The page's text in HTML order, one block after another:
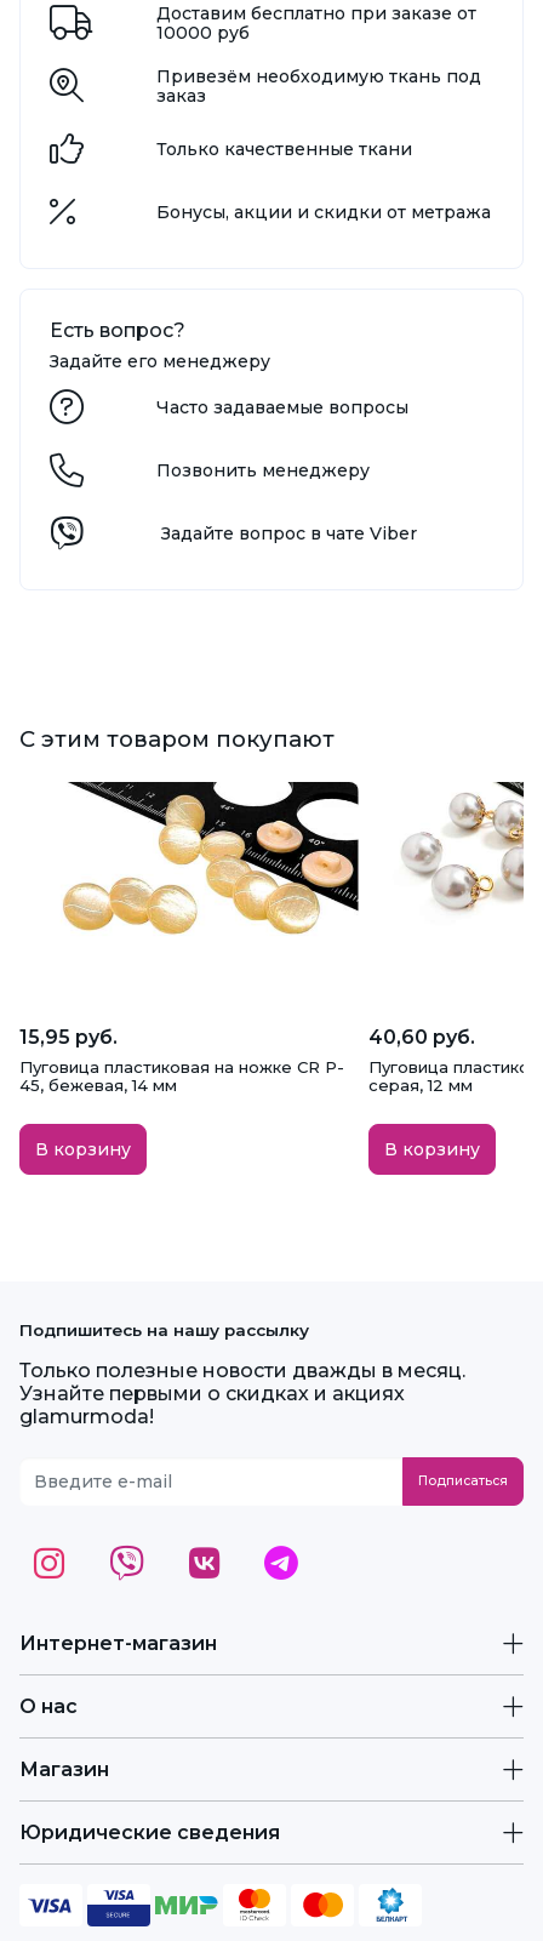
Доставим бесплатно при заказе от
10000 руб
Привезём необходимую ткань под
заказ
Только качественные ткани
Бонусы, акции и скидки от метража
Есть вопрос?
Задайте его менеджеру
Часто задаваемые вопросы
Позвонить менеджеру
Задайте вопрос в чате Viber
С этим товаром покупают
15,95 руб.
Пуговица пластиковая на ножке CR P-
45, бежевая, 14 мм
В корзину
40,60 руб.
Пуговица
серая, 12 мм
В корзину
Интернет-магазин
О нас
Магазин
Юридические сведения
Подпишитесь на нашу рассылку
Только полезные новости дважды в месяц.
Узнайте первыми о скидках и акциях
glamurmoda!